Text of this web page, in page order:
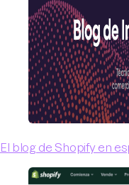
El blog de Shopify en